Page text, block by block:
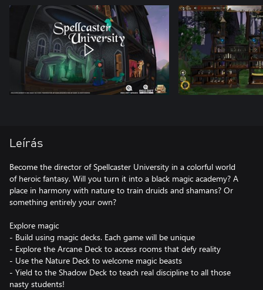
Leírás
Become the director of Spellcaster University in a colorful world
of heroic fantasy. Will you turn it into a black magic academy? A
place in harmony with nature to train druids and shamans? Or
something entirely your own?
Explore magic
- Build using magic decks. Each game will be unique
- Explore the Arcane Deck to access rooms that defy reality
- Use the Nature Deck to welcome magic beasts
- Yield to the Shadow Deck to teach real discipline to all those
nasty students!